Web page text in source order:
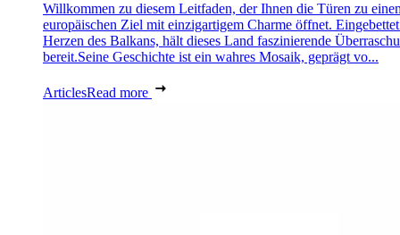
Willkommen zu diesem Leitfaden, der Ihnen die Türen zu
europäischen Ziel mit einzigartigem Charme öffnet.
Herzen des Balkans, hält dieses Land faszinierende
bereit.Seine Geschichte ist ein wahres Mosaik, geprägt vo...
ArticlesRead more